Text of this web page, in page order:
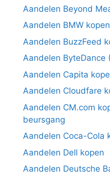
Aandelen Beyond
Aandelen BMW kopen
Aandelen BuzzFeed
Aandelen ByteDance
Aandelen Capita
Aandelen Cloudfare
Aandelen CM.com
beursgang
Aandelen Coca-Cola
Aandelen Dell kopen
Aandelen Deutsche